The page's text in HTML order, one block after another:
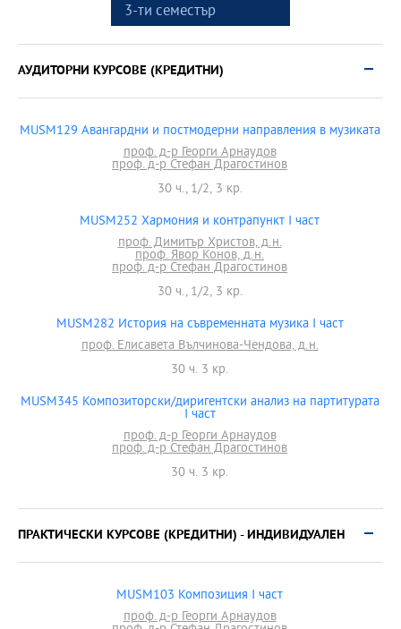
3-ти семестър
АУДИТОРНИ КУРСОВЕ (КРЕДИТНИ)
MUSM129 Авангардни и постмодерни направления в музиката
проф. д-р Георги Арнаудов
проф. д-р Стефан Драгостинов
30 ч., 1/2, 3 кр.
MUSM252 Хармония и контрапункт I част
проф. Димитър Христов, д.н.
проф. Явор Конов, д.н.
проф. д-р Стефан Драгостинов
30 ч., 1/2, 3 кр.
MUSM282 История на съвременната музика I част
проф. Елисавета Вълчинова-Чендова, д.н.
30 ч. 3 кр.
MUSM345 Композиторски/диригентски анализ на партитурата
I част
проф. д-р Георги Арнаудов
проф. д-р Стефан Драгостинов
30 ч. 3 кр.
ПРАКТИЧЕСКИ КУРСОВЕ (КРЕДИТНИ) - ИНДИВИДУАЛЕН
MUSM103 Композиция I част
проф. д-р Георги Арнаудов